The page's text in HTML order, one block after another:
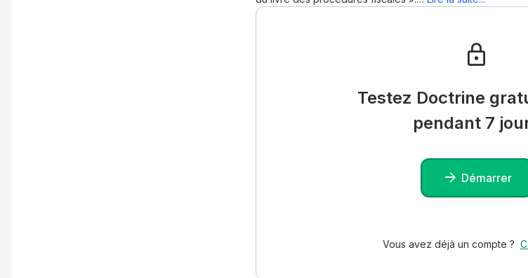
Testez Doctrine
pendant 7
Démarrer
Vous avez déjà un compte ?